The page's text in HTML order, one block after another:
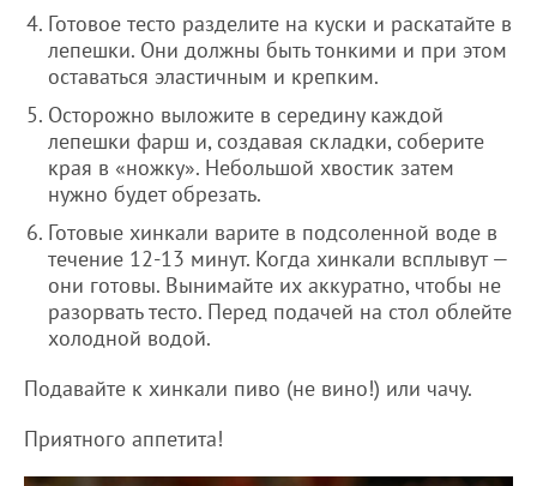
Готовое тесто разделите на куски и раскатайте в
лепешки. Они должны быть тонкими и при этом
оставаться эластичным и крепким.
Осторожно выложите в середину каждой
лепешки фарш и, создавая складки, соберите
края в «ножку». Небольшой хвостик затем
нужно будет обрезать.
Готовые хинкали варите в подсоленной воде в
течение 12-13 минут. Когда хинкали всплывут —
они готовы. Вынимайте их аккуратно, чтобы не
разорвать тесто. Перед подачей на стол облейте
холодной водой.
Подавайте к хинкали пиво (не вино!) или чачу.
Приятного аппетита!